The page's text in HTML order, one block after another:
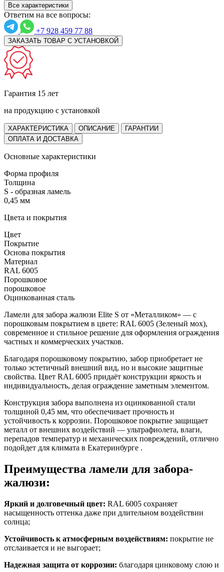
Все характеристики
Ответим на все вопросы:
+7 928 459 77 88
ЗАКАЗАТЬ ТОВАР С УСТАНОВКОЙ
Гарантия 15 лет
на продукцию с установкой
ХАРАКТЕРИСТИКА ОПИСАНИЕ
ГАРАНТИИ
ОПЛАТА И ДОСТАВКА
Основные характеристики
Форма профиля
Толщина
S - образная ламель
0,45 мм
Цвета и покрытия
Цвет
Покрытие
Основа покрытия
Материал
RAL 6005
Порошковое
порошковое
Оцинкованная сталь
Ламели для забора жалюзи Elite S от «Металликом» — с
порошковым покрытием в цвете: RAL 6005 (Зеленый мох),
современное и стильное решение для оформления ограждения
частных и коммерческих участков.
Благодаря порошковому покрытию, забор приобретает не
только эстетичный внешний вид, но и высокие защитные
свойства. Цвет RAL 6005 придаёт конструкции яркость и
индивидуальность, делая ограждение заметным элементом.
Конструкция забора выполнена из оцинкованной стали
толщиной 0,45 мм, что обеспечивает прочность и
устойчивость к коррозии. Порошковое покрытие защищает
металл от внешних воздействий — ультрафиолета, влаги,
перепадов температур и механических повреждений, отлично
подойдет для климата в Екатеринбурге .
Преимущества ламели для забора-
жалюзи:
Яркий и долговечный цвет: RAL 6005 сохраняет
насыщенность оттенка даже при длительном воздействии
солнца;
Устойчивость к атмосферным воздействиям: покрытие не
отслаивается и не выгорает;
Надежная защита от коррозии: благодаря цинковому слою и